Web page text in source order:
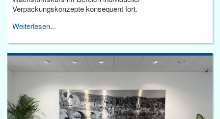
Verpackungskonzepte konsequent fort.
Weiterlesen...